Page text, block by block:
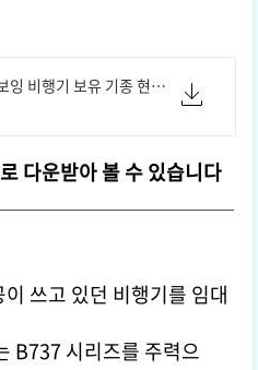
2022년 8월 진에어 보잉 비행기 보유 기종 현황 다운로드.pdf
다운받아 볼 수 있습니다
쓰고 있던 비행기를 임대
B737 시리즈를 주력으